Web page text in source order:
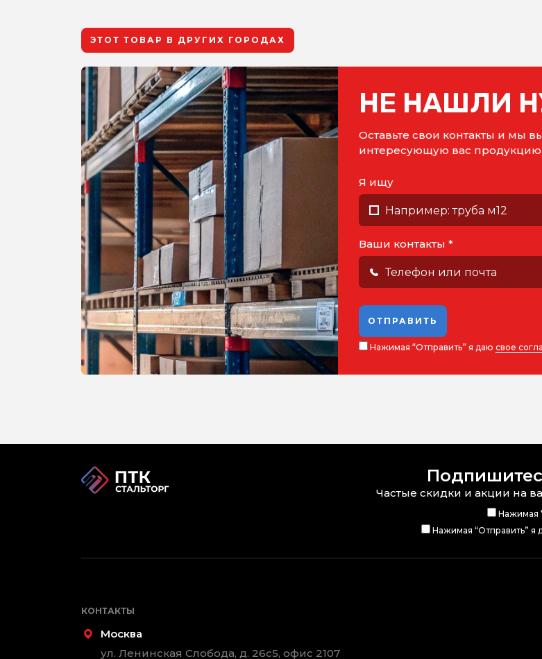
ЭТОТ ТОВАР В ДРУГИХ ГОРОДАХ
НЕ НАШЛИ
Оставьте свои контакты и мы
интересующую вас продукцию.
Я ищу
Ваши контакты *
ОТПРАВИТЬ
Нажимая “Отправить” я даю свое
Частые скидки и акции на
Нажимая
Нажимая “Отправить” я
КОНТАКТЫ
Москва
ул. Ленинская Слобода, д. 26с5, офис 2107